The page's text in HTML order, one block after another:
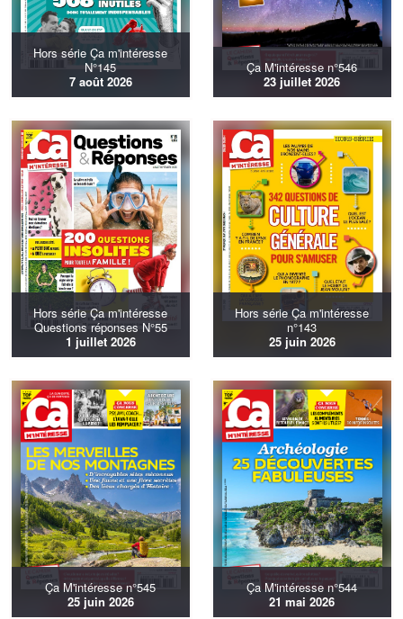
Hors série Ça m'intéresse
N°145
7 août 2026
Ça M'intéresse n°546
23 juillet 2026
Hors série Ça m'intéresse
Questions réponses N°55
1 juillet 2026
Hors série Ça m'intéresse
n°143
25 juin 2026
Ça M'intéresse n°545
25 juin 2026
Ça M'intéresse n°544
21 mai 2026